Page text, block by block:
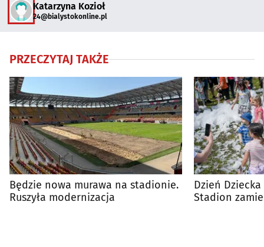
Katarzyna Kozioł
24@bialystokonline.pl
PRZECZYTAJ TAKŻE
Będzie nowa murawa na stadionie.
Ruszyła modernizacja
Dzień
Stadion